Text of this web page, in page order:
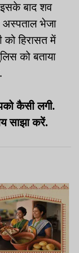
बाद शव
अस्पताल भेजा
को हिरासत में
को बताया
कैसी लगी.
साझा करें.